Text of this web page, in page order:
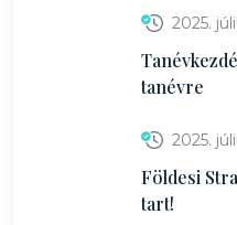
2025.
tanévre
2025.
Földesi
tart!